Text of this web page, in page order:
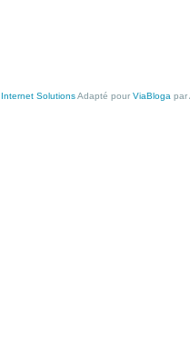
Internet SolutionsAdapté pour ViaBloga par